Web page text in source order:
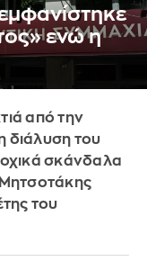
ενώ η
από την
διάλυση του
σκάνδαλα
του